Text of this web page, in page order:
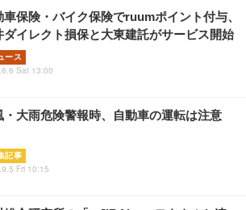
車保険・バイク保険でruumポイント付与、
ダイレクト損保と大東建託がサービス開始
ース
Sat 13:00
・大雨危険警報時、自動車の運転は注意
記事
Fri 10:15